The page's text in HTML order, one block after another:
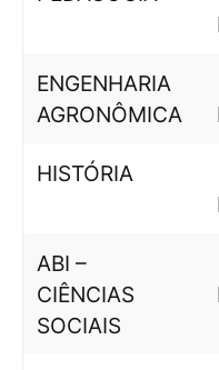
ENGENHARIA
AGRONÔMICA
HISTÓRIA
ABI –
CIÊNCIAS
SOCIAIS